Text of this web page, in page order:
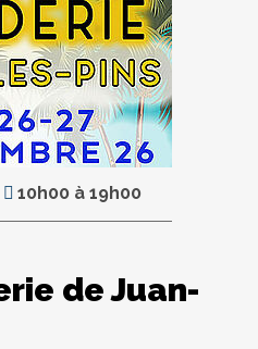
10h00 à 19h00
de Juan-